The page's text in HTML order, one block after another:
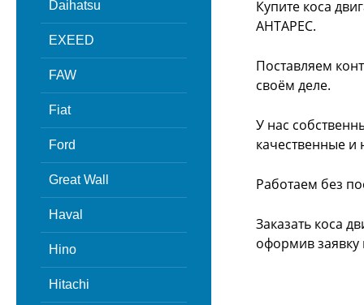
Daihatsu
EXEED
FAW
Fiat
Ford
Great Wall
Haval
Hino
Hitachi
Купите коса
АНТАРЕС.
Поставляем
своём деле.
У нас
качественные и
Работаем без
Заказать коса
оформив заявку